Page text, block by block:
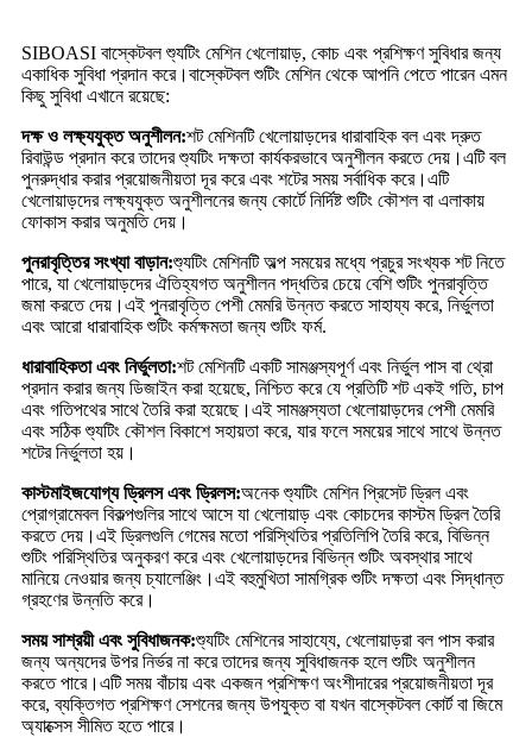
SIBOASI বাস্কেটবল শ্যুটিং মেশিন খেলোয়াড়, কোচ এবং প্রশিক্ষণ সুবিধার জন্য
একাধিক সুবিধা প্রদান করে।বাস্কেটবল শুটিং মেশিন থেকে আপনি পেতে পারেন এমন
কিছু সুবিধা এখানে রয়েছে:
দক্ষ ও লক্ষ্যযুক্ত অনুশীলন:শট মেশিনটি খেলোয়াড়দের ধারাবাহিক বল এবং দ্রুত
রিবাউন্ড প্রদান করে তাদের শ্যুটিং দক্ষতা কার্যকরভাবে অনুশীলন করতে দেয়।এটি বল
পুনরুদ্ধার করার প্রয়োজনীয়তা দূর করে এবং শটের সময় সর্বাধিক করে।এটি
খেলোয়াড়দের লক্ষ্যযুক্ত অনুশীলনের জন্য কোর্টে নির্দিষ্ট শুটিং কৌশল বা এলাকায়
ফোকাস করার অনুমতি দেয়।
পুনরাবৃত্তির সংখ্যা বাড়ান:শ্যুটিং মেশিনটি অল্প সময়ের মধ্যে প্রচুর সংখ্যক শট নিতে
পারে, যা খেলোয়াড়দের ঐতিহ্যগত অনুশীলন পদ্ধতির চেয়ে বেশি শুটিং পুনরাবৃত্তি
জমা করতে দেয়।এই পুনরাবৃত্তি পেশী মেমরি উন্নত করতে সাহায্য করে, নির্ভুলতা
এবং আরো ধারাবাহিক শুটিং কর্মক্ষমতা জন্য শুটিং ফর্ম.
ধারাবাহিকতা এবং নির্ভুলতা:শট মেশিনটি একটি সামঞ্জস্যপূর্ণ এবং নির্ভুল পাস বা থ্রো
প্রদান করার জন্য ডিজাইন করা হয়েছে, নিশ্চিত করে যে প্রতিটি শট একই গতি, চাপ
এবং গতিপথের সাথে তৈরি করা হয়েছে।এই সামঞ্জস্যতা খেলোয়াড়দের পেশী মেমরি
এবং সঠিক শ্যুটিং কৌশল বিকাশে সহায়তা করে, যার ফলে সময়ের সাথে সাথে উন্নত
শটের নির্ভুলতা হয়।
কাস্টমাইজযোগ্য ড্রিলস এবং ড্রিলস:অনেক শ্যুটিং মেশিন প্রিসেট ড্রিল এবং
প্রোগ্রামেবল বিকল্পগুলির সাথে আসে যা খেলোয়াড় এবং কোচদের কাস্টম ড্রিল তৈরি
করতে দেয়।এই ড্রিলগুলি গেমের মতো পরিস্থিতির প্রতিলিপি তৈরি করে, বিভিন্ন
শুটিং পরিস্থিতির অনুকরণ করে এবং খেলোয়াড়দের বিভিন্ন শুটিং অবস্থার সাথে
মানিয়ে নেওয়ার জন্য চ্যালেঞ্জিং।এই বহুমুখিতা সামগ্রিক শুটিং দক্ষতা এবং সিদ্ধান্ত
গ্রহণের উন্নতি করে।
সময় সাশ্রয়ী এবং সুবিধাজনক:শ্যুটিং মেশিনের সাহায্যে, খেলোয়াড়রা বল পাস করার
জন্য অন্যদের উপর নির্ভর না করে তাদের জন্য সুবিধাজনক হলে শুটিং অনুশীলন
করতে পারে।এটি সময় বাঁচায় এবং একজন প্রশিক্ষণ অংশীদারের প্রয়োজনীয়তা দূর
করে, ব্যক্তিগত প্রশিক্ষণ সেশনের জন্য উপযুক্ত বা যখন বাস্কেটবল কোর্ট বা জিমে
অ্যাক্সেস সীমিত হতে পারে।